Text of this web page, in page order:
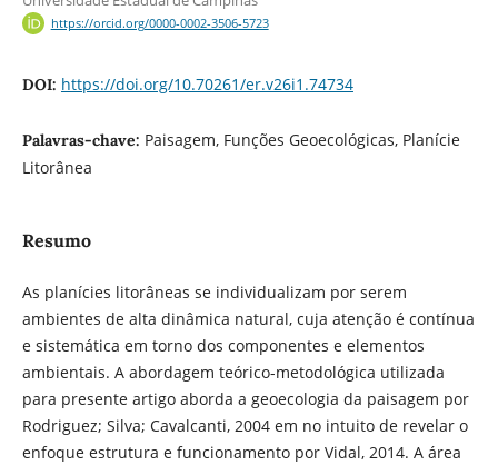
https://orcid.org/0000-0002-3506-5723
DOI: https://doi.org/10.70261/er.v26i1.74734
Palavras-chave: Paisagem, Funções Geoecológicas, Planície
Litorânea
Resumo
As planícies litorâneas se individualizam por serem
ambientes de alta dinâmica natural, cuja atenção é contínua
e sistemática em torno dos componentes e elementos
ambientais. A abordagem teórico-metodológica utilizada
para presente artigo aborda a geoecologia da paisagem por
Rodriguez; Silva; Cavalcanti, 2004 em no intuito de revelar o
enfoque estrutura e funcionamento por Vidal, 2014. A área